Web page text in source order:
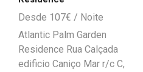
107€
Atlantic Palm Garden
Residence Rua Calçada
edificio Caniço Mar r/c C,